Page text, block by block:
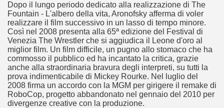
Dopo il lungo periodo dedicato alla realizzazione di The
Fountain - L'albero della vita, Aronofsky afferma di voler
realizzare il film successivo in un lasso di tempo minore.
Così nel 2008 presenta alla 65ª edizione del Festival di
Venezia The Wrestler che si aggiudica il Leone d'oro al
miglior film. Un film difficile, un pugno allo stomaco che ha
commosso il pubblico ed ha incantato la critica, grazie
anche alla straordinaria bravura degli interpreti, su tutti la
prova indimenticabile di Mickey Rourke. Nel luglio del
2008 firma un accordo con la MGM per girigere il remake di
RoboCop, progetto abbandonato nel gennaio del 2010 per
divergenze creative con la produzione.
minacce e la vita sotto scorta.
e nel sogno di dominio della camorra.
40 milioni di insetti appositamente allevati.
nella cultura contemporanea.
Dark Secret – Rhapsody of Fire.